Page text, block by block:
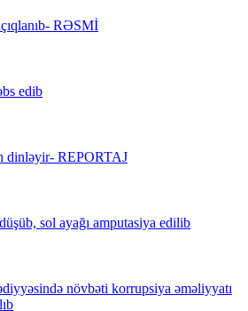
RƏSMİ
edib
dinləyir- REPORTAJ
sol ayağı amputasiya edilib
növbəti korrupsiya əməliyyatı